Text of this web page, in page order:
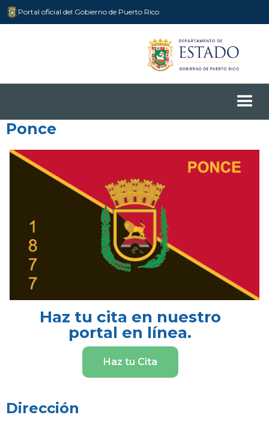
Portal oficial del Gobierno de Puerto Rico
Ponce
Haz tu cita en nuestro
portal en línea.
Haz tu Cita
Dirección